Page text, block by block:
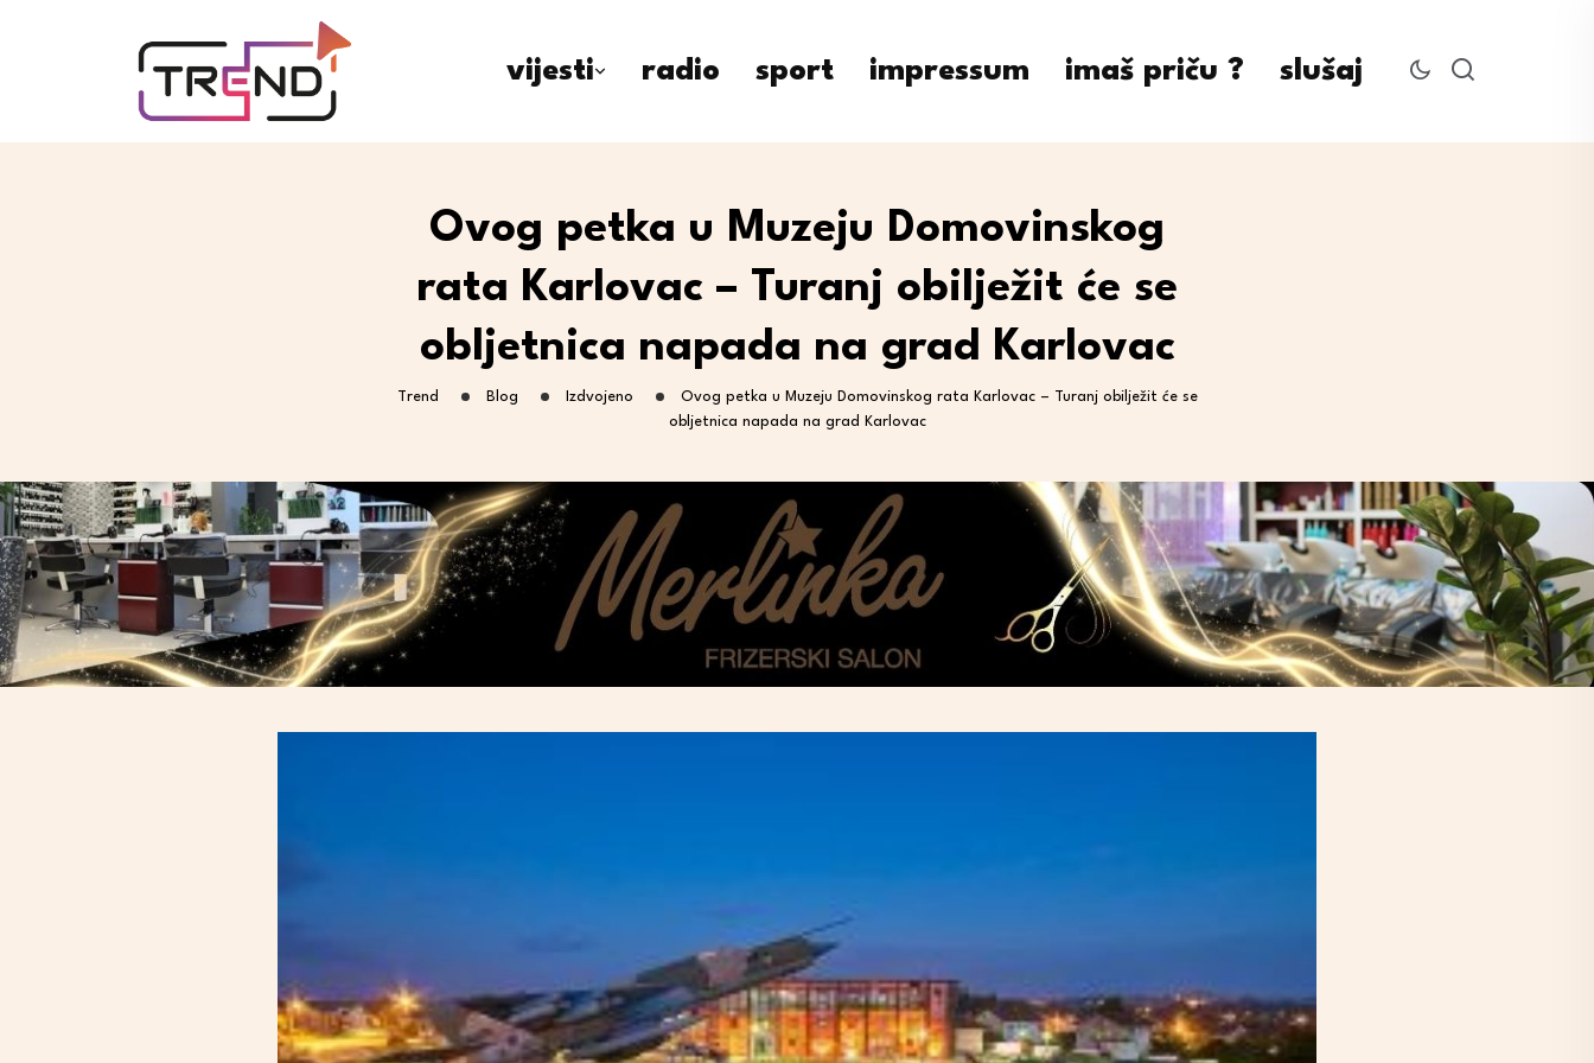
vijesti radio sport impressum imaš priču ? slušaj
Ovog petka u Muzeju Domovinskog
rata Karlovac – Turanj obilježit će se
obljetnica napada na grad Karlovac
Trend Blog Izdvojeno
Ovog petka u Muzeju Domovinskog rata Karlovac – Turanj obilježit će se
obljetnica napada na grad Karlovac